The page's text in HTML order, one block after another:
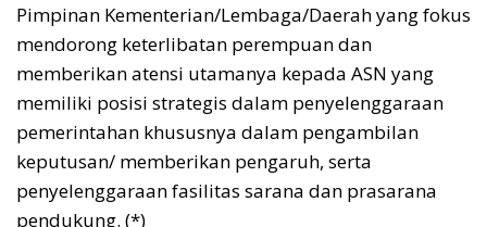
Pimpinan Kementerian/Lembaga/Daerah yang fokus
mendorong keterlibatan perempuan dan
memberikan atensi utamanya kepada ASN yang
memiliki posisi strategis dalam penyelenggaraan
pemerintahan khususnya dalam pengambilan
keputusan/ memberikan pengaruh, serta
penyelenggaraan fasilitas sarana dan prasarana
pendukung. (*)